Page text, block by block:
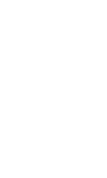
です。
ありません。
です。